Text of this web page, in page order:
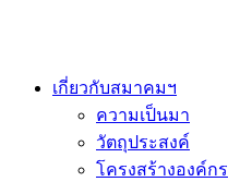
เกี่ยวกับสมาคมฯ
ความเป็นมา
วัตถุประสงค์
โครงสร้างองค์กร